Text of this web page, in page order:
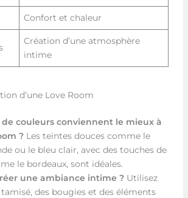
Confort et chaleur
Création d’une atmosphère
intime
d’une Love Room
de couleurs conviennent le mieux à
?Les teintes douces comme le
ou le bleu clair, avec des touches de
le bordeaux, sont idéales.
une ambiance intime ?Utilisez
des bougies et des éléments